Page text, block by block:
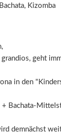
Kizomba
geht
in den
+ Bachata-
demnächst